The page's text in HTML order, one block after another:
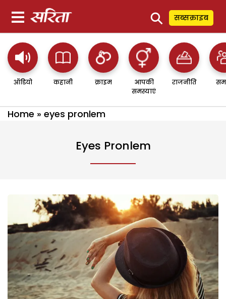
⚲ सब्सक्राइब
ऑडियो कहानी क्राइम
आपकी
समस्याएं
राजनीति
Home » eyes pronlem
Eyes Pronlem